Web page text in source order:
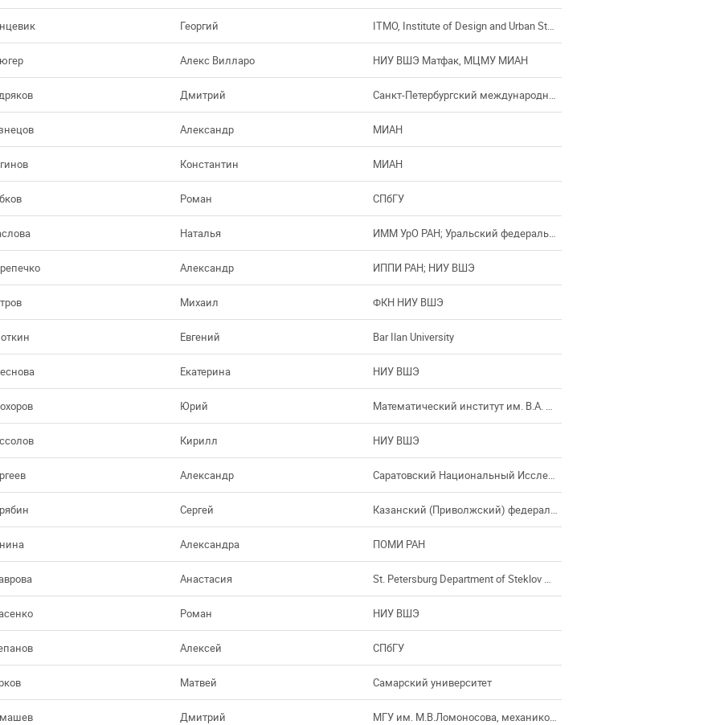
Георгий
Алекс Вилларо НИУ ВШЭ Матфак, МЦМУ МИАН
Дмитрий
Александр МИАН
Константин МИАН
Роман СПбГУ
Наталья
Александр ИППИ РАН; НИУ ВШЭ
Михаил ФКН НИУ ВШЭ
Евгений Bar Ilan University
Екатерина НИУ ВШЭ
Юрий
Кирилл НИУ ВШЭ
Александр
Сергей
Александра ПОМИ РАН
Анастасия
Роман НИУ ВШЭ
Алексей СПбГУ
Матвей Самарский университет
Дмитрий